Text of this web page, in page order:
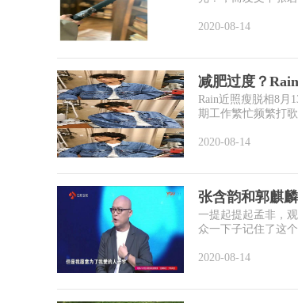
2020-08-14
减肥过度？
Rain近照瘦脱相8月
期工作繁忙频繁打
2020-08-14
张含韵和郭麒
一提起提起孟非，
众一下子记住了这
2020-08-14